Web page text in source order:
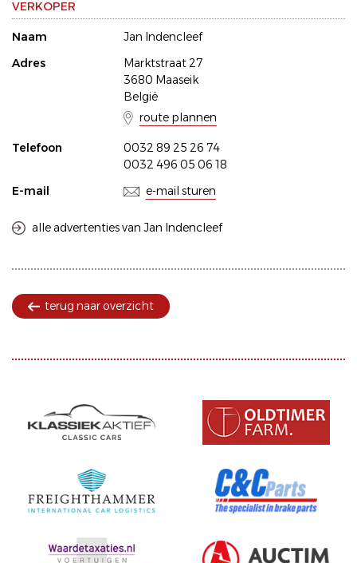
VERKOPER
Naam
Jan Indencleef
Adres
Marktstraat 27
3680 Maaseik
België
route plannen
Telefoon
0032 89 25 26 74
0032 496 05 06 18
E-mail
e-mail sturen
alle advertenties van Jan Indencleef
terug naar overzicht